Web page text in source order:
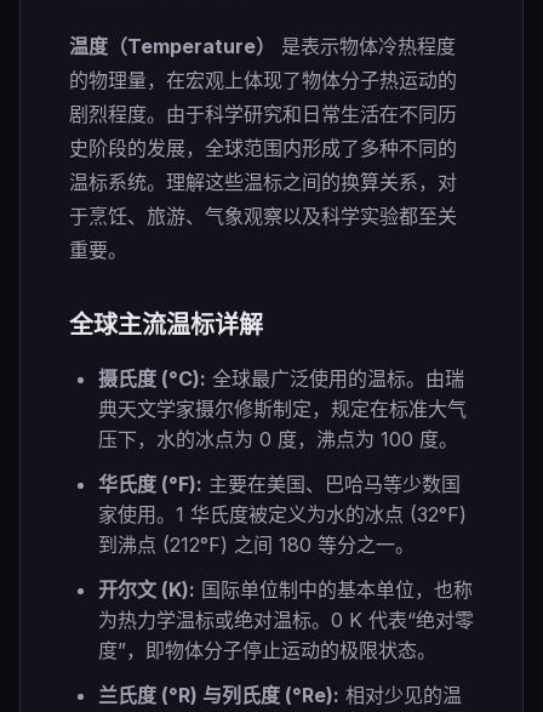
温度（Temperature）
是表示物体冷热程度
的物理量，在宏观上体现了物体分子热运动的
剧烈程度。由于科学研究和日常生活在不同历
史阶段的发展，全球范围内形成了多种不同的
温标系统。理解这些温标之间的换算关系，对
于烹饪、旅游、气象观察以及科学实验都至关
重要。
全球主流温标详解
摄氏度 (°C): 全球最广泛使用的温标。由瑞
典天文学家摄尔修斯制定，规定在标准大气
压下，水的冰点为 0 度，沸点为 100 度。
华氏度 (°F): 主要在美国、巴哈马等少数国
家使用。1 华氏度被定义为水的冰点 (32°F)
到沸点 (212°F) 之间 180 等分之一。
开尔文 (K): 国际单位制中的基本单位，也称
为热力学温标或绝对温标。0 K 代表“绝对零
度”，即物体分子停止运动的极限状态。
兰氏度 (°R) 与列氏度 (°Re): 相对少见的温